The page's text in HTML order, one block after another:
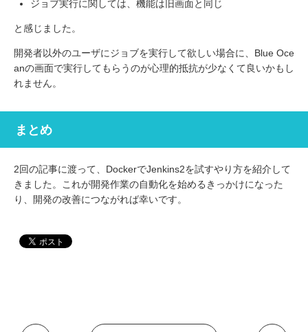
ジョブ実行に関しては、機能は旧画面と同じ
と感じました。
開発者以外のユーザにジョブを実行して欲しい場合に、Blue Oce
anの画面で実行してもらうのが心理的抵抗が少なくて良いかもし
れません。
まとめ
2回の記事に渡って、DockerでJenkins2を試すやり方を紹介して
きました。これが開発作業の自動化を始めるきっかけになった
り、開発の改善につながれば幸いです。